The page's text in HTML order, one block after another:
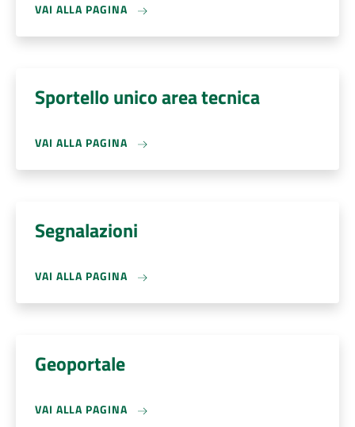
VAI ALLA PAGINA
Sportello unico area tecnica
VAI ALLA PAGINA
Segnalazioni
VAI ALLA PAGINA
Geoportale
VAI ALLA PAGINA